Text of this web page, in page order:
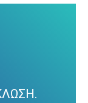
αξιολογεί
για να
του ακόμα πιο
όσο το
και να